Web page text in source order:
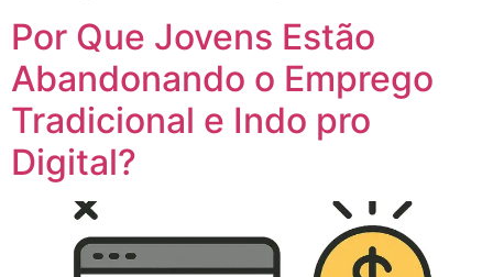
Por Que Jovens Estão
Abandonando o Emprego
Tradicional e Indo pro
Digital?